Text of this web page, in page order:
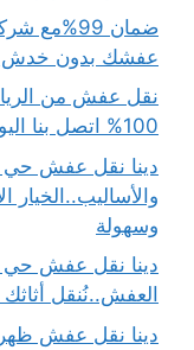
ضمان
عفشك بدون خدش بـ45%خصم
100% اتصل بنا اليوم
دينا نقل عفش حي
وسهولة
دينا نقل عفش
العفش..نُنقل
دينا نقل عفش